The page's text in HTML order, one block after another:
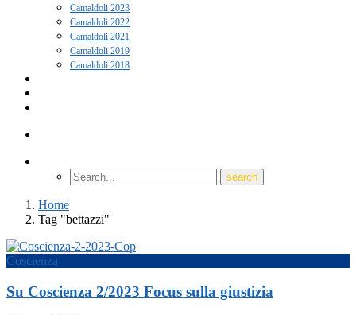
Camaldoli 2023
Camaldoli 2022
Camaldoli 2021
Camaldoli 2019
Camaldoli 2018
Home
Tag "bettazzi"
Coscienza
Su Coscienza 2/2023 Focus sulla giustizia